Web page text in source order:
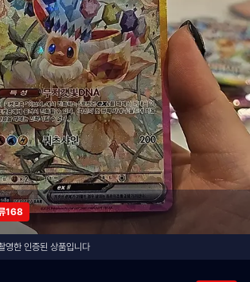
168
영한 인증된 상품입니다